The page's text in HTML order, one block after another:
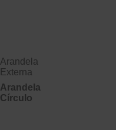
Arandela
Externa
Arandela
Círculo